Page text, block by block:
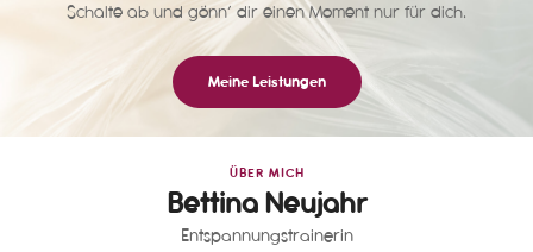
Schalte ab und gönn‘ dir einen Moment nur für dich.
Meine Leistungen
ÜBER MICH
Bettina Neujahr
Entspannungstrainerin